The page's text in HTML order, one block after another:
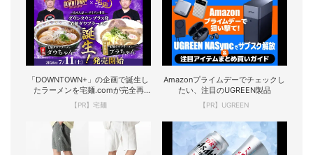
「DOWNTOWN+」の企画で誕生し
たラーメンを宅麺.comが完全再
現！
【PR】宅麺
Amazonプライムデーでチェックし
たい、注目のUGREEN製品
【PR】UGREEN